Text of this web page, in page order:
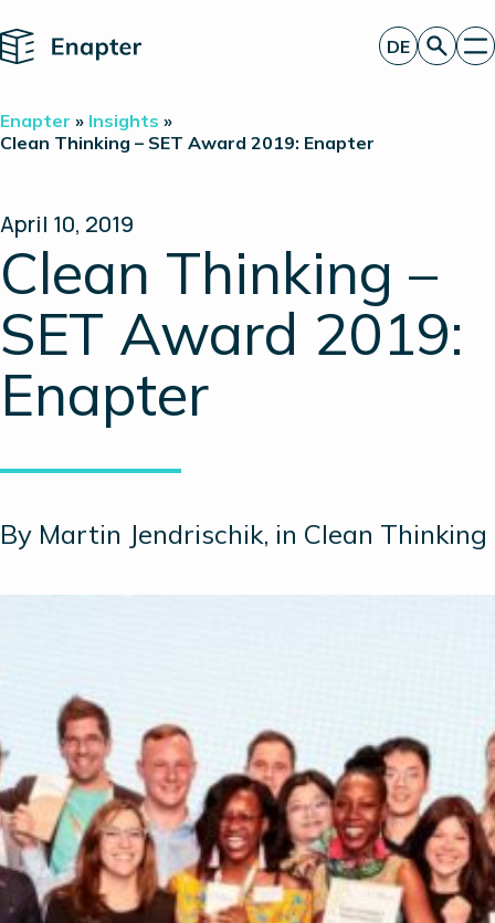
Home
Technologie
Partner
Über uns
Insights
Investor Relations
DE
Enapter » Insights »
Clean Thinking – SET Award 2019: Enapter
April 10, 2019
Clean Thinking –
SET Award 2019:
Enapter
By Martin Jendrischik, in Clean Thinking